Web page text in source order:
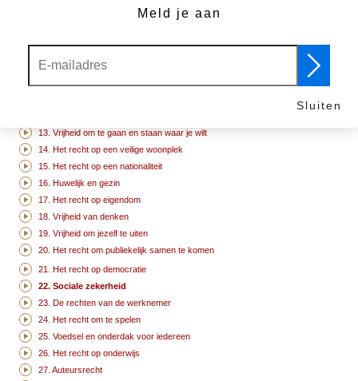
6. Je hebt rechten, waar je ook gaat
8. Je mensenrechten zijn beschermd door de wet
9. Geen onrechtvaardige gevangenschap
13. Vrijheid om te gaan en staan waar je wilt
14. Het recht op een veilige woonplek
15. Het recht op een nationaliteit
16. Huwelijk en gezin
17. Het recht op eigendom
18. Vrijheid van denken
19. Vrijheid om jezelf te uiten
20. Het recht om publiekelijk samen te komen
21. Het recht op democratie
22. Sociale zekerheid
23. De rechten van de werknemer
24. Het recht om te spelen
25. Voedsel en onderdak voor iedereen
26. Het recht op onderwijs
27. Auteursrecht
Meld je aan
Sluiten